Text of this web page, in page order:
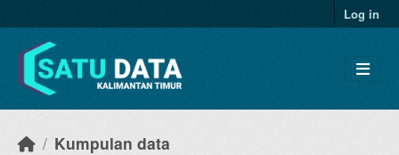
Log in
Kumpulan data